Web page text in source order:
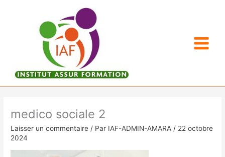
medico sociale 2
Laisser un commentaire / Par IAF-ADMIN-AMARA / 22 octobre
2024